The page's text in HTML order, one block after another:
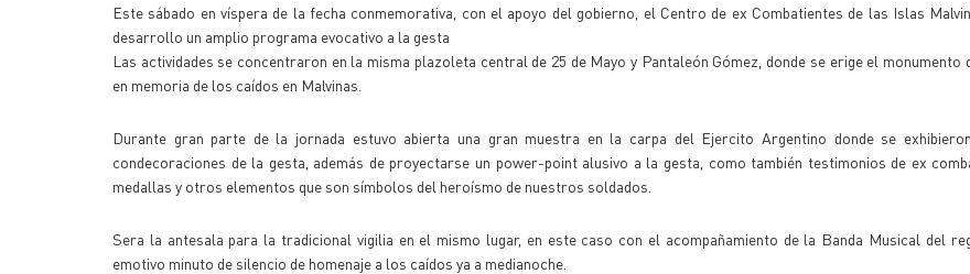
Este sábado en víspera de la fecha conmemorativa, con el apoyo del gobierno, el Centro de ex Combatientes de las Islas
desarrollo un amplio programa evocativo a la gesta
Las actividades se concentraron en la misma plazoleta central de 25 de Mayo y Pantaleón Gómez, donde se erige el monumento
en memoria de los caídos en Malvinas.
Durante gran parte de la jornada estuvo abierta una gran muestra en la carpa del Ejercito Argentino donde se
condecoraciones de la gesta, además de proyectarse un power-point alusivo a la gesta, como también testimonios de ex
medallas y otros elementos que son símbolos del heroísmo de nuestros soldados.
Sera la antesala para la tradicional vigilia en el mismo lugar, en este caso con el acompañamiento de la Banda Musical del
emotivo minuto de silencio de homenaje a los caídos ya a medianoche.